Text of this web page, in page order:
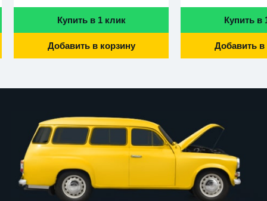
Купить в 1 клик
Добавить в корзину
Купить в
Добавить в